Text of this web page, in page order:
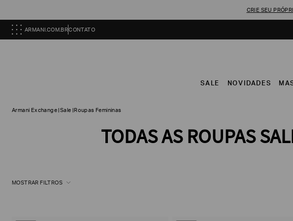
CRIE SEU
ARMANI.COM.BRCONTATO
SALE NOVIDADES
Armani Exchange Sale Roupas Femininas
TODAS AS ROUPAS
MOSTRAR FILTROS